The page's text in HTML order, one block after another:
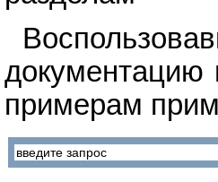
документацию
примерам